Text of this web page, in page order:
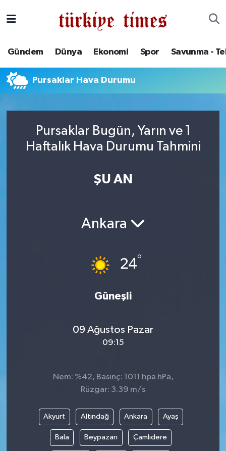
Gündem Dünya Ekonomi Spor Savunma -
Pursaklar Hava Durumu
Pursaklar Bugün, Yarın ve 1
Haftalık Hava Durumu Tahmini
ŞU AN
Ankara
24°
Güneşli
09 Ağustos Pazar
09:15
Nem: %42, Basınç: 1011 hpa hPa,
Rüzgar: 3.39 m/s
Akyurt Altındağ Ankara Ayaş
Bala Beypazarı Çamlıdere
Savunma - Teknoloji
Son Dakika Haberleri